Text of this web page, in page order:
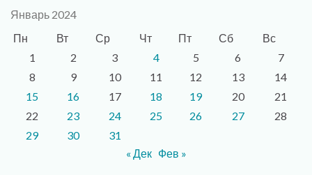
Январь 2024
Пн
Вт Ср Чт Пт Сб
Вс
1
2 3 4 5 6
7
8
9 10 11 12 13
14
15
16 17 18 19 20
21
22
23 24 25 26 27
28
29
30
31
« Дек Фев »